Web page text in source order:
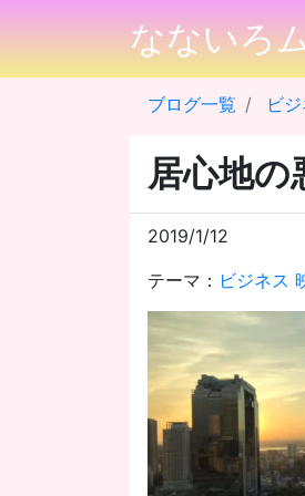
なないろ
ブログ一覧 ビ
居心地の
2019/1/12
テーマ： ビジネス